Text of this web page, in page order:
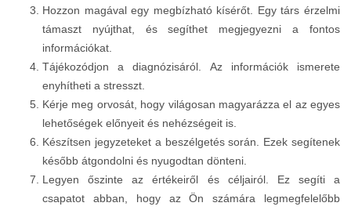
Hozzon magával egy megbízható kísérőt. Egy társ érzelmi
támaszt nyújthat, és segíthet megjegyezni a fontos
információkat.
Tájékozódjon a diagnózisáról. Az információk ismerete
enyhítheti a stresszt.
Kérje meg orvosát, hogy világosan magyarázza el az egyes
lehetőségek előnyeit és nehézségeit is.
Készítsen jegyzeteket a beszélgetés során. Ezek segítenek
később átgondolni és nyugodtan dönteni.
Legyen őszinte az értékeiről és céljairól. Ez segíti a
csapatot abban, hogy az Ön számára legmegfelelőbb